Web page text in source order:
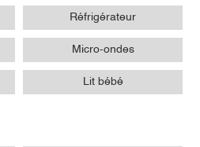
Réfrigérateur
Micro-ondes
Lit bébé